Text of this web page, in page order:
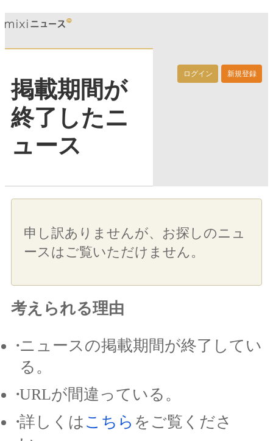
ログイン 新規登録
掲載期間が
終了したニ
ュース
申し訳ありませんが、お探しのニュ
ースはご覧いただけません。
考えられる理由
ニュースの掲載期間が終了してい
る。
URLが間違っている。
詳しくは こちら をご覧くださ